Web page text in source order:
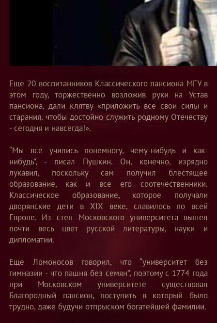
Еще 20 воспитанников Классического пансиона МГУ в
этом году, торжественно возложив руки на Устав
пансиона, дали клятву «приложить все свои силы и
старания, чтобы достойно служить родному Отечеству
- сегодня и навсегда!».
“Мы все учились понемногу, чему-нибудь и как-
нибудь”, - писал Пушкин. Он, конечно, изрядно
лукавил, поскольку сам получил блестящее
образование, как и все его соотечественники.
Классическое образование, которое получали
дворянские дети в XIX веке, славилось по всей
Европе. Из стен Московского университета вышел
почти весь цвет русской литературы, науки и
дипломатии.
Еще Ломоносов говорил, что “университет без
гимназии - что пашня без семян”, поэтому с 1774 года
при Московском университете существовал
Благородный пансион, поступить в который было
трудно, даже будучи отпрыском богатейшей фамилии.